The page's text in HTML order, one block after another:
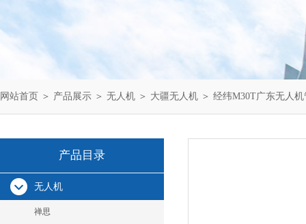
网站首页 ＞ 产品展示 ＞ 无人机 ＞ 大疆无人机 ＞ 经纬M30T广东无人
产品目录
无人机
禅思